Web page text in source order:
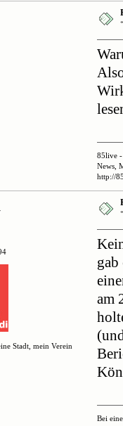
85live -
News,
http://
Stadt, mein Verein
am
Bei